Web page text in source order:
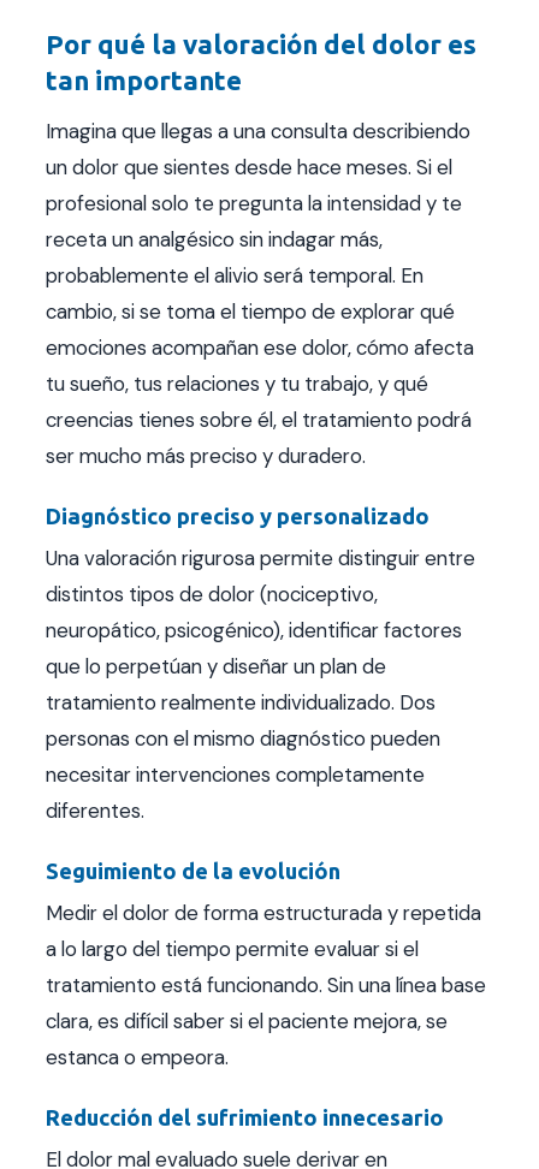
Por qué la valoración del dolor es
tan importante
Imagina que llegas a una consulta describiendo
un dolor que sientes desde hace meses. Si el
profesional solo te pregunta la intensidad y te
receta un analgésico sin indagar más,
probablemente el alivio será temporal. En
cambio, si se toma el tiempo de explorar qué
emociones acompañan ese dolor, cómo afecta
tu sueño, tus relaciones y tu trabajo, y qué
creencias tienes sobre él, el tratamiento podrá
ser mucho más preciso y duradero.
Diagnóstico preciso y personalizado
Una valoración rigurosa permite distinguir entre
distintos tipos de dolor (nociceptivo,
neuropático, psicogénico), identificar factores
que lo perpetúan y diseñar un plan de
tratamiento realmente individualizado. Dos
personas con el mismo diagnóstico pueden
necesitar intervenciones completamente
diferentes.
Seguimiento de la evolución
Medir el dolor de forma estructurada y repetida
a lo largo del tiempo permite evaluar si el
tratamiento está funcionando. Sin una línea base
clara, es difícil saber si el paciente mejora, se
estanca o empeora.
Reducción del sufrimiento innecesario
El dolor mal evaluado suele derivar en